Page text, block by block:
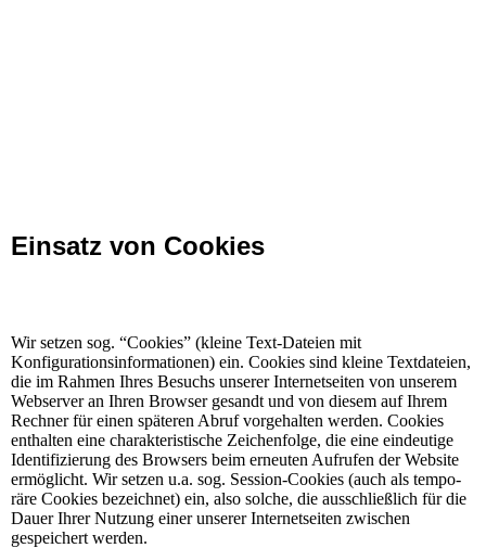
Einsatz von Cookies
Wir setzen sog. “Cookies” (kleine Text-Dateien mit
Konfigurationsinformationen) ein. Coo­kies sind kleine Text­da­teien,
die im Rah­men Ihres Besuchs unse­rer Inter­netsei­ten von unse­rem
Webser­ver an Ihren Brow­ser gesandt und von die­sem auf Ihrem
Rech­ner für einen spä­te­ren Abruf vor­ge­hal­ten wer­den. Cookies
enthalten eine charakteristische Zeichenfolge, die eine eindeutige
Identifizierung des Browsers beim erneuten Aufrufen der Website
ermöglicht. Wir set­zen u.a. sog. Ses­sion-Coo­kies (auch als tem­po­
räre Coo­kies bezeich­net) ein, also sol­che, die aus­schließ­lich für die
Dauer Ihrer Nut­zung einer unse­rer Inter­netsei­ten zwischen
gespeichert wer­den.